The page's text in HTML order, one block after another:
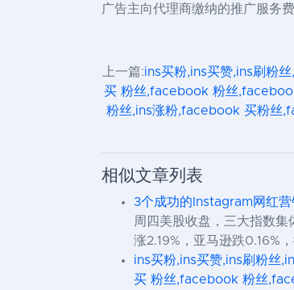
广告主向代理商缴纳的推广服务
上一篇:ins买粉,ins买赞,ins刷粉
买 粉丝,facebook 粉丝
粉丝,ins涨粉,facebook 买粉丝
相似文章列表
3个成功的Instagram网红
周四美股收盘，三大指数
涨2.19%，亚马逊跌0.16%
ins买粉,ins买赞,ins刷粉丝
买 粉丝,facebook 粉丝